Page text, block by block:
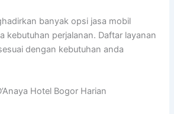
banyak opsi jasa mobil
kebutuhan perjalanan. Daftar layanan
dengan kebutuhan anda
Hotel Bogor Harian